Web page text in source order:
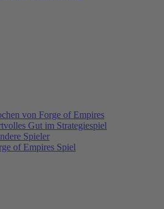
von Forge of Empires
Gut im Strategiespiel
Spieler
of Empires Spiel